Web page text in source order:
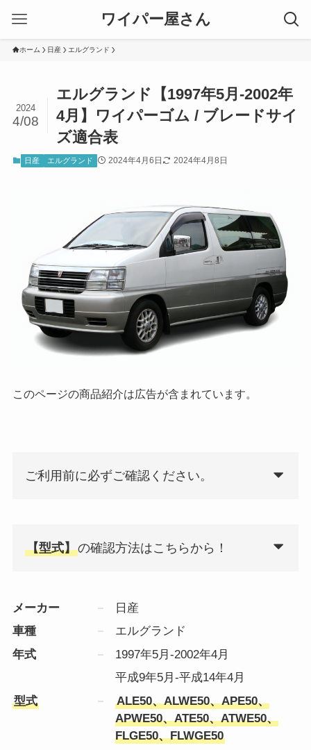
ワイパー屋さん
ホーム 日産 エルグランド
エルグランド【1997年5月-2002年
4月】ワイパーゴム / ブレードサイ
ズ適合表
2024
4/08
日産 エルグランド 2024年4月6日 2024年4月8日
このページの商品紹介は広告が含まれています。
ご利用前に必ずご確認ください。
【型式】の確認方法はこちらから！
メーカー
日産
車種
エルグランド
年式
1997年5月-2002年4月
平成9年5月-平成14年4月
型式
ALE50、ALWE50、APE50、
APWE50、ATE50、ATWE50、
FLGE50、FLWGE50